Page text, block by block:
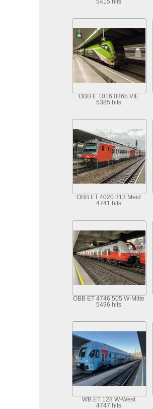
5415 hits
OBB E 1016 036b VIE
5385 hits
OBB ET 4020 313 Meid
4741 hits
OBB ET 4746 505 W-Mitte
5496 hits
WB ET 128 W-West
4747 hits